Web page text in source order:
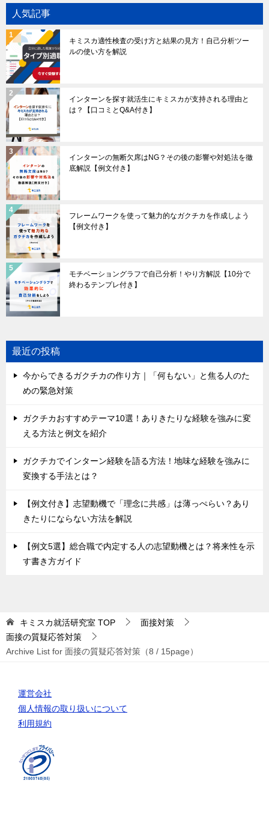
人気記事
キミスカ適性検査の受け方と結果の見方！自己分析ツー
ルの使い方を解説
インターンを探す就活生にキミスカが支持される理由と
は？【口コミとQ&A付き】
インターンの無断欠席はNG？その後の影響や対処法を徹
底解説【例文付き】
フレームワークを使って魅力的なガクチカを作成しよう
【例文付き】
モチベーショングラフで自己分析！やり方解説【10分で
終わるテンプレ付き】
最近の投稿
今からできるガクチカの作り方｜「何もない」と焦る人のた
めの緊急対策
ガクチカおすすめテーマ10選！ありきたりな経験を強みに変
える方法と例文を紹介
ガクチカでインターン経験を語る方法！地味な経験を強みに
変換する手法とは？
【例文付き】志望動機で「理念に共感」は薄っぺらい？あり
きたりにならない方法を解説
【例文5選】総合職で内定する人の志望動機とは？将来性を示
す書き方ガイド
キミスカ就活研究室 TOP
面接対策
面接の質疑応答対策
Archive List for 面接の質疑応答対策（8 / 15page）
運営会社
個人情報の取り扱いについて
利用規約